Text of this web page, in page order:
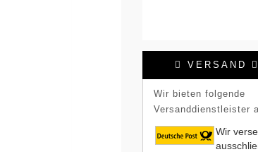
VERSAND
Wir bieten folgende
Versanddienstleister
Wir